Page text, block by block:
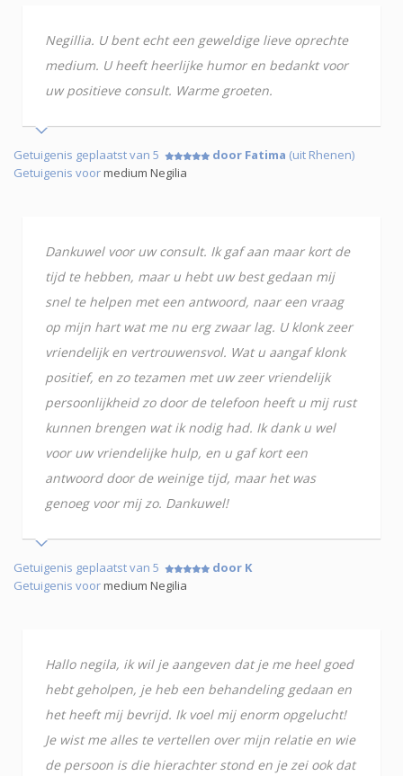
Negillia. U bent echt een geweldige lieve oprechte
medium. U heeft heerlijke humor en bedankt voor
uw positieve consult. Warme groeten.
Getuigenis geplaatst van 5 door Fatima (uit Rhenen)
Getuigenis voormedium Negilia
Dankuwel voor uw consult. Ik gaf aan maar kort de
tijd te hebben, maar u hebt uw best gedaan mij
snel te helpen met een antwoord, naar een vraag
op mijn hart wat me nu erg zwaar lag. U klonk zeer
vriendelijk en vertrouwensvol. Wat u aangaf klonk
positief, en zo tezamen met uw zeer vriendelijk
persoonlijkheid zo door de telefoon heeft u mij rust
kunnen brengen wat ik nodig had. Ik dank u wel
voor uw vriendelijke hulp, en u gaf kort een
antwoord door de weinige tijd, maar het was
genoeg voor mij zo. Dankuwel!
Getuigenis geplaatst van 5
door K
Getuigenis voormedium Negilia
Hallo negila, ik wil je aangeven dat je me heel goed
hebt geholpen, je heb een behandeling gedaan en
het heeft mij bevrijd. Ik voel mij enorm opgelucht!
Je wist me alles te vertellen over mijn relatie en wie
de persoon is die hierachter stond en je zei ook dat